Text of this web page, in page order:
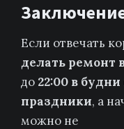
Если отвечать
делать ремонт
до 22:00 в будни
праздники, а
можно не